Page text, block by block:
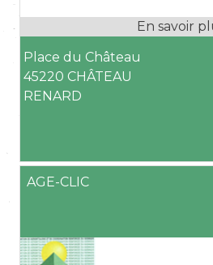
Place du Château
45220 CHÂTEAU
RENARD
AGE-CLIC